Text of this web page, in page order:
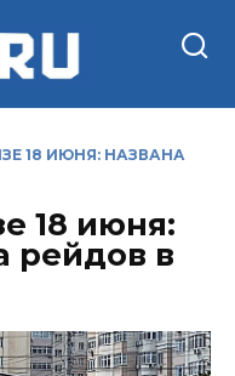
18 ИЮНЯ: НАЗВАНА
18 июня:
рейдов в